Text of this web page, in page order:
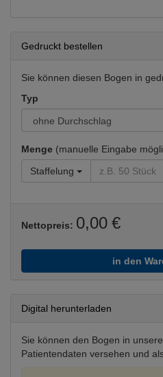
Gedruckt bestellen
Sie können diesen Bogen in
Typ
Menge (manuelle Eingabe
Staffelung
Nettopreis: 0,00 €
in den
Digital herunterladen
Sie können den Bogen in
Patientendaten versehen und